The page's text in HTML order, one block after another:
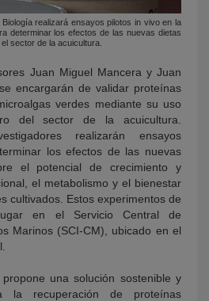
realizará ensayos pilotos in vivo en la
determinar los efectos de las nuevas dietas
sector de la acuicultura.
Juan Miguel Mancera y Juan
encargarán de validar proteínas
verdes mediante su uso
del sector de la acuicultura.
realizarán ensayos
los efectos de las nuevas
el potencial de crecimiento y
el metabolismo y el bienestar
cultivados. Estos experimentos de
en el Servicio Central de
Marinos (SCI-CM), ubicado en el
una solución sostenible y
la recuperación de proteínas